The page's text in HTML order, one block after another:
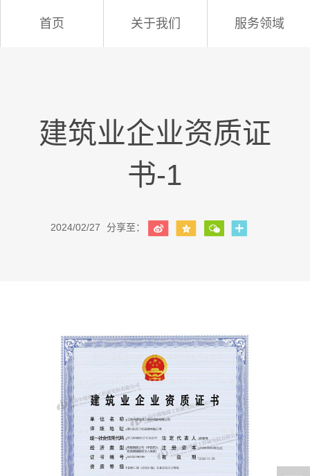
首页 关于我们 服务领域
建筑业企业资质证
书-1
2024/02/27 分享至：